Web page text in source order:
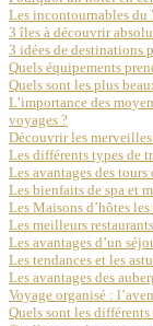
Les incontournables du
3 îles à découvrir
3 idées de destinations
Quels équipements
Quels sont les plus
L’importance des
voyages ?
Découvrir les
Les différents types de
Les avantages des
Les bienfaits de spa et
Les Maisons d’hôtes
Les meilleurs
Les avantages d’un
Les tendances et les
Les avantages des
Voyage organisé :
Quels sont les différents